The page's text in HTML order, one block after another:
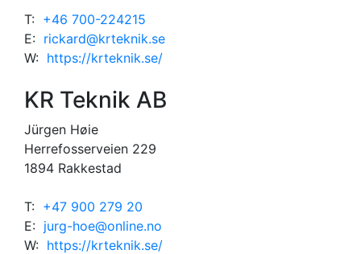
T: +46 700-224215
E: rickard@krteknik.se
W: https://krteknik.se/
KR Teknik AB
Jürgen Høie
Herrefosserveien 229
1894 Rakkestad
T: +47 900 279 20
E: jurg-hoe@online.no
W: https://krteknik.se/